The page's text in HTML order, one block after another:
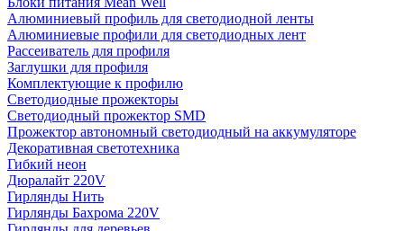
Алюминиевый профиль для светодиодной ленты
Алюминиевые профили для светодиодных лент
Рассеиватель для профиля
Заглушки для профиля
Комплектующие к профилю
Светодиодные прожекторы
Светодиодный прожектор SMD
Прожектор автономный светодиодный на аккумуляторе
Декоративная светотехника
Гибкий неон
Дюралайт 220V
Гирлянды Нить
Гирлянды Бахрома 220V